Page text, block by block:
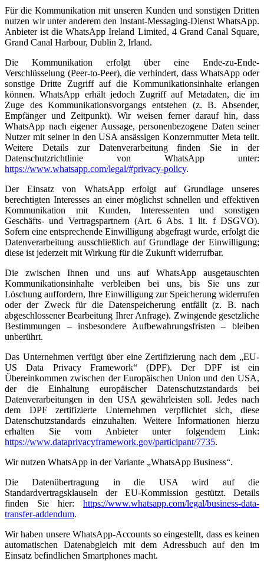
Für die Kommunikation mit unseren Kunden und sonstigen Dritten
nutzen wir unter anderem den Instant-Messaging-Dienst WhatsApp.
Anbieter ist die WhatsApp Ireland Limited, 4 Grand Canal Square,
Grand Canal Harbour, Dublin 2, Irland.
Die Kommunikation erfolgt über eine Ende-zu-Ende-
Verschlüsselung (Peer-to-Peer), die verhindert, dass WhatsApp oder
sonstige Dritte Zugriff auf die Kommunikationsinhalte erlangen
können. WhatsApp erhält jedoch Zugriff auf Metadaten, die im
Zuge des Kommunikationsvorgangs entstehen (z. B. Absender,
Empfänger und Zeitpunkt). Wir weisen ferner darauf hin, dass
WhatsApp nach eigener Aussage, personenbezogene Daten seiner
Nutzer mit seiner in den USA ansässigen Konzernmutter Meta teilt.
Weitere Details zur Datenverarbeitung finden Sie in der
Datenschutzrichtlinie von WhatsApp unter:
https://www.whatsapp.com/legal/#privacy-policy.
Der Einsatz von WhatsApp erfolgt auf Grundlage unseres
berechtigten Interesses an einer möglichst schnellen und effektiven
Kommunikation mit Kunden, Interessenten und sonstigen
Geschäfts- und Vertragspartnern (Art. 6 Abs. 1 lit. f DSGVO).
Sofern eine entsprechende Einwilligung abgefragt wurde, erfolgt die
Datenverarbeitung ausschließlich auf Grundlage der Einwilligung;
diese ist jederzeit mit Wirkung für die Zukunft widerrufbar.
Die zwischen Ihnen und uns auf WhatsApp ausgetauschten
Kommunikationsinhalte verbleiben bei uns, bis Sie uns zur
Löschung auffordern, Ihre Einwilligung zur Speicherung widerrufen
oder der Zweck für die Datenspeicherung entfällt (z. B. nach
abgeschlossener Bearbeitung Ihrer Anfrage). Zwingende gesetzliche
Bestimmungen – insbesondere Aufbewahrungsfristen – bleiben
unberührt.
Das Unternehmen verfügt über eine Zertifizierung nach dem „EU-
US Data Privacy Framework“ (DPF). Der DPF ist ein
Übereinkommen zwischen der Europäischen Union und den USA,
der die Einhaltung europäischer Datenschutzstandards bei
Datenverarbeitungen in den USA gewährleisten soll. Jedes nach
dem DPF zertifizierte Unternehmen verpflichtet sich, diese
Datenschutzstandards einzuhalten. Weitere Informationen hierzu
erhalten Sie vom Anbieter unter folgendem Link:
https://www.dataprivacyframework.gov/participant/7735.
Wir nutzen WhatsApp in der Variante „WhatsApp Business“.
Die Datenübertragung in die USA wird auf die
Standardvertragsklauseln der EU-Kommission gestützt. Details
finden Sie hier: https://www.whatsapp.com/legal/business-data-
transfer-addendum.
Wir haben unsere WhatsApp-Accounts so eingestellt, dass es keinen
automatischen Datenabgleich mit dem Adressbuch auf den im
Einsatz befindlichen Smartphones macht.